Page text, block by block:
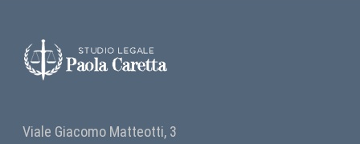
Viale Giacomo Matteotti, 3